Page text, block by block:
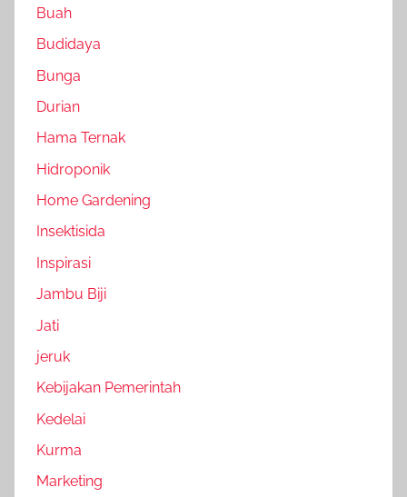
Buah
Budidaya
Bunga
Durian
Hama Ternak
Hidroponik
Home Gardening
Insektisida
Inspirasi
Jambu Biji
Jati
jeruk
Kebijakan Pemerintah
Kedelai
Kurma
Marketing